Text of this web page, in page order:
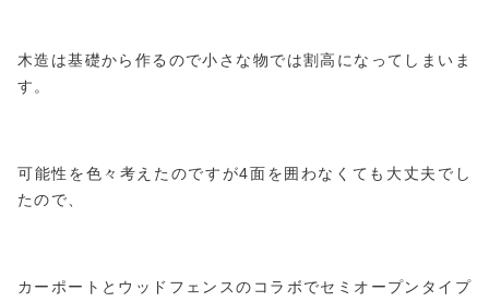
木造は基礎から作るので小さな物では割高になってしまいま
す。
可能性を色々考えたのですが4面を囲わなくても大丈夫でし
たので、
カーポートとウッドフェンスのコラボでセミオープンタイプ